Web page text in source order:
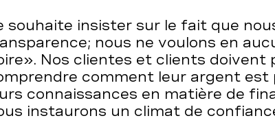
souhaite insister sur le fait que
nous ne voulons en
Nos clientes et clients
comment leur argent est
connaissances en matière de
instaurons un climat de